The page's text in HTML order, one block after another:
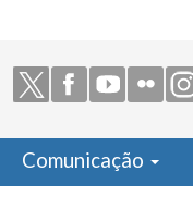
Comunicação